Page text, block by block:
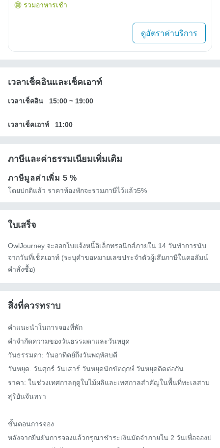
รวมอาหารเช้า
ดูอัตราค่าบริการ
เวลาเช็คอินและเช็คเอาท์
เวลาเช็คอิน 15:00 ~ 19:00
เวลาเช็คเอาท์ 11:00
ภาษีและค่าธรรมเนียมเพิ่มเติม
ภาษีมูลค่าเพิ่ม 5 %
โดยปกติแล้ว ราคาห้องพักจะรวมภาษีไว้แล้ว5%
ใบเสร็จ
OwlJourney จะออกใบแจ้งหนี้อิเล็กทรอนิกส์ภายใน 14 วันทำการนับ
จากวันที่เช็คเอาท์ (ระบุคำขอหมายเลขประจำตัวผู้เสียภาษีในคอลัมน์
คำสั่งซื้อ)
สิ่งที่ควรทราบ
คำแนะนำในการจองที่พัก
คำจำกัดความของวันธรรมดาและวันหยุด
วันธรรมดา: วันอาทิตย์ถึงวันพฤหัสบดี
วันหยุด: วันศุกร์ วันเสาร์ วันหยุดนักขัตฤกษ์ วันหยุดติดต่อกัน
ราคา: ในช่วงเทศกาลฤดูใบไม้ผลิและเทศกาลสำคัญในพื้นที่ทะเลสาบ
สุริยันจันทรา
ขั้นตอนการจอง
หลังจากยืนยันการจองแล้วกรุณาชำระเงินมัดจำภายใน 2 วันเพื่อจองป